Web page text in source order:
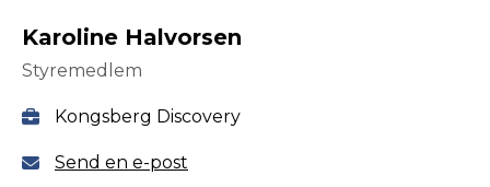
Karoline Halvorsen
Styremedlem
Kongsberg Discovery
Send en e-post